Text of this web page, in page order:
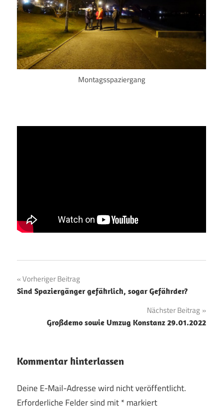
Montagsspaziergang
Beitragsnavigation
Vorheriger Beitrag
Sind Spaziergänger gefährlich, sogar Gefährder?
Nächster Beitrag
Großdemo sowie Umzug Konstanz 29.01.2022
Kommentar hinterlassen
Deine E-Mail-Adresse wird nicht veröffentlicht.
Erforderliche Felder sind mit*markiert